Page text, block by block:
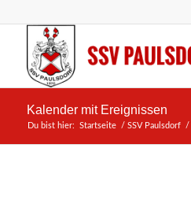
Kalender mit Ereignissen
Du bist hier: Startseite / SSV Paulsdorf /